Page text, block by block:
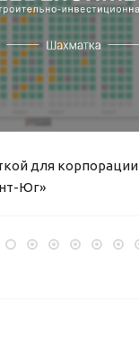
для корпорации
Юг»